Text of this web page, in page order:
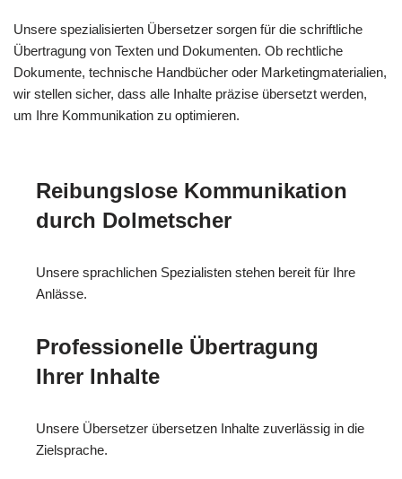
Unsere spezialisierten Übersetzer sorgen für die schriftliche
Übertragung von Texten und Dokumenten. Ob rechtliche
Dokumente, technische Handbücher oder Marketingmaterialien,
wir stellen sicher, dass alle Inhalte präzise übersetzt werden,
um Ihre Kommunikation zu optimieren.
Reibungslose Kommunikation
durch Dolmetscher
Unsere sprachlichen Spezialisten stehen bereit für Ihre
Anlässe.
Professionelle Übertragung
Ihrer Inhalte
Unsere Übersetzer übersetzen Inhalte zuverlässig in die
Zielsprache.